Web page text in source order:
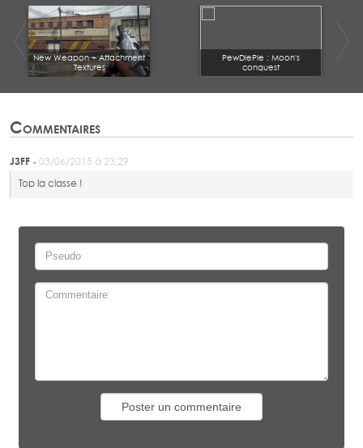
New Weapon + Attachment
Textures
PewDiePie : Moon's
conquest
Commentaires
J3FF - 03/06/2015 à 23:29
Top la classe !